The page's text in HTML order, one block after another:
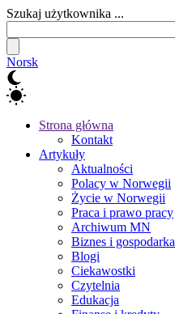
Szukaj użytkownika ...
Norsk
Strona główna
Kontakt
Artykuły
Aktualności
Polacy w Norwegii
Życie w Norwegii
Praca i prawo pracy
Archiwum MN
Biznes i gospodarka
Blogi
Ciekawostki
Czytelnia
Edukacja